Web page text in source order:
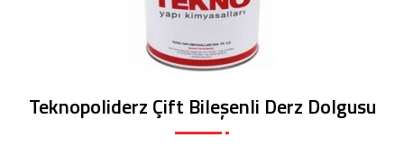
Teknopoliderz Çift Bileşenli Derz Dolgusu